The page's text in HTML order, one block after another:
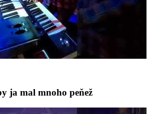
ja mal mnoho peňež